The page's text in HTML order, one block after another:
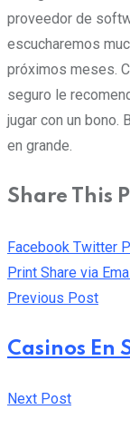
proveedor de
escucharemos
próximos meses.
seguro le
jugar con un bono.
en grande.
Share This
Facebook Twitter
Print Share via
Previous Post
Casinos En
Next Post